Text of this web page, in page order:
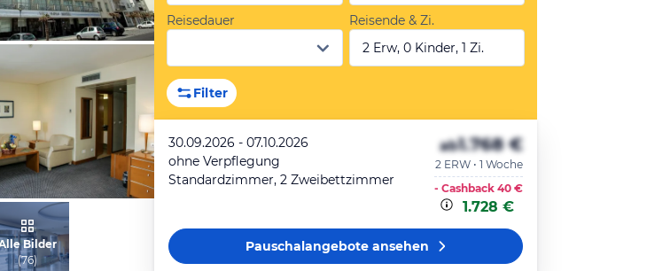
2017
2016
Bilder
(76)
Reisedauer
Reisende & Zi.
2 Erw, 0 Kinder, 1 Zi.
Filter
30.09.2026 - 07.10.2026
ohne Verpflegung
Standardzimmer, 2 Zweibettzimmer
ab1.768 €
2 ERW • 1 Woche
- Cashback 40 €
1.728 €
Pauschalangeboteansehen